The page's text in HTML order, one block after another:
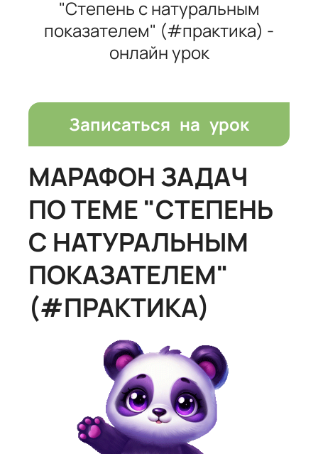
"Степень с натуральным
показателем" (#практика) -
онлайн урок
Записаться на урок
МАРАФОН ЗАДАЧ
ПО ТЕМЕ "СТЕПЕНЬ
С НАТУРАЛЬНЫМ
ПОКАЗАТЕЛЕМ"
(#ПРАКТИКА)